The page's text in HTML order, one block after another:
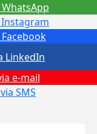
Instagram
e-mail
SMS
LinkedIn